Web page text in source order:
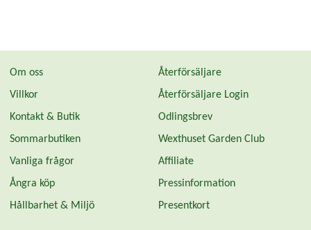
Om oss
Villkor
Kontakt & Butik
Sommarbutiken
Vanliga frågor
Ångra köp
Hållbarhet & Miljö
Återförsäljare
Återförsäljare Login
Odlingsbrev
Wexthuset Garden Club
Affiliate
Pressinformation
Presentkort